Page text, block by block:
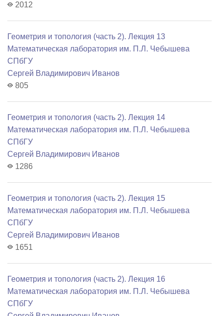
2012
Геометрия и топология (часть 2). Лекция 13
Математичеcкая лаборатория им. П.Л. Чебышева
СПбГУ
Сергей Владимирович Иванов
805
Геометрия и топология (часть 2). Лекция 14
Математичеcкая лаборатория им. П.Л. Чебышева
СПбГУ
Сергей Владимирович Иванов
1286
Геометрия и топология (часть 2). Лекция 15
Математичеcкая лаборатория им. П.Л. Чебышева
СПбГУ
Сергей Владимирович Иванов
1651
Геометрия и топология (часть 2). Лекция 16
Математичеcкая лаборатория им. П.Л. Чебышева
СПбГУ